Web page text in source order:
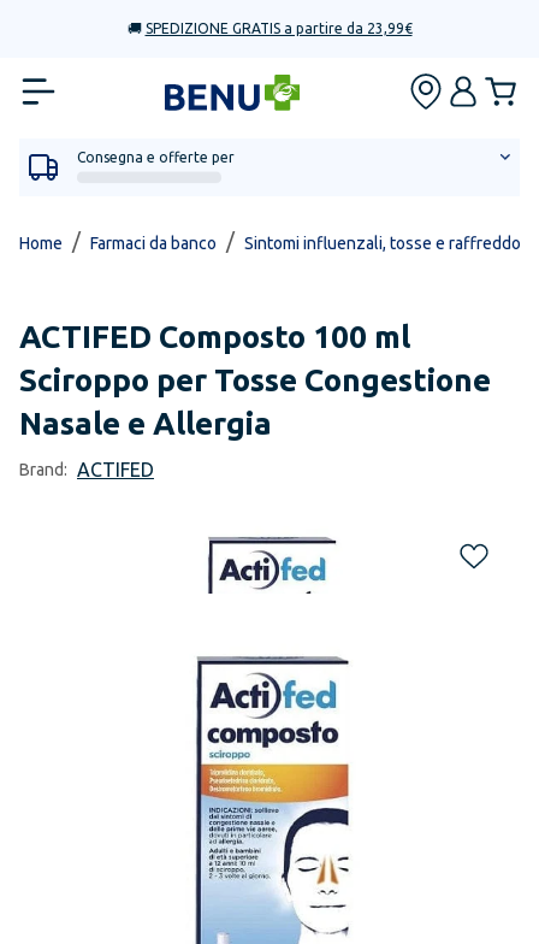
🚚 SPEDIZIONE GRATIS a partire da 23,99€
Consegna e offerte per
Home / Farmaci da banco / Sintomi influenzali, tosse e raffreddore
ACTIFED Composto 100 ml
Sciroppo per Tosse Congestione
Nasale e Allergia
Brand: ACTIFED